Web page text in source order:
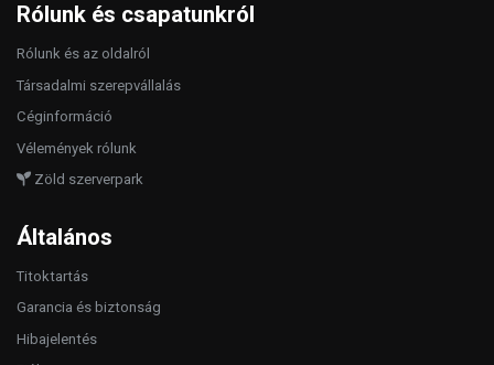
Rólunk és csapatunkról
Rólunk és az oldalról
Társadalmi szerepvállalás
Céginformáció
Vélemények rólunk
Zöld szerverpark
Általános
Titoktartás
Garancia és biztonság
Hibajelentés